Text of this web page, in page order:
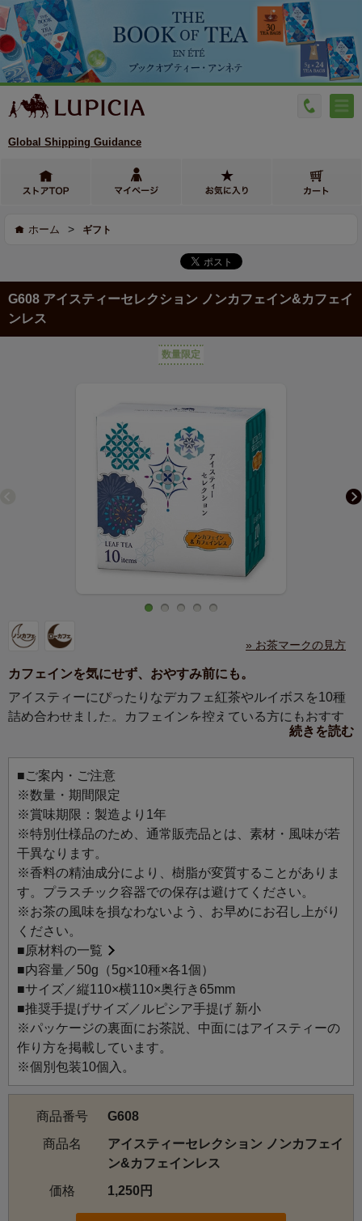
Global Shipping Guidance
ホーム > ギフト
G608 アイスティーセレクション ノンカフェイン&カフェイ
ンレス
数量限定
» お茶マークの見方
カフェインを気にせず、おやすみ前にも。
アイスティーにぴったりなデカフェ紅茶やルイボスを10種
詰め合わせました。カフェインを控えている方にもおすす
1袋（茶葉5g）で、500ml（オリジナル・ハンディクーラー
1/2・約1本分）の水出しアイスティーが簡単に作れます。
日本では古来、「雪華」と呼ばれる雪の結晶の文様がひん
やりとした印象を与えることから、夏の着物や浴衣に好ん
で使われてきました。
花火と雪の結晶をちりばめた真っ白なボックスは、日本の
夏に涼を呼ぶデザインです。
涼やかなひとときを楽しめる、夏にぴったりのティーセレ
クションです。
【ラインアップ】
5400 DECAF EARL GREY
5401 DECAF MUSCAT
5403 DECAF GRAPEFRUIT
5409 DECAF MOMO
5411 DECAF WHITE LAVENDER & MINT
9202 PICCOLO
9224 CONSTANTIA
9226 ROOIBOS POIRE
9229 Bonne Chance !
続きを読む
■ご案内・ご注意
※数量・期間限定
※賞味期限：製造より1年
※特別仕様品のため、通常販売品とは、素材・風味が若
干異なります。
※香料の精油成分により、樹脂が変質することがありま
す。プラスチック容器での保存は避けてください。
※お茶の風味を損なわないよう、お早めにお召し上がり
ください。
■原材料の一覧
■内容量／50g（5g×10種×各1個）
■サイズ／縦110×横110×奥行き65mm
■推奨手提げサイズ／ルピシア手提げ 新小
※パッケージの裏面にお茶説、中面にはアイスティーの
作り方を掲載しています。
※個別包装10個入。
商品番号
G608
商品名
アイスティーセレクション ノンカフェイ
ン&カフェインレス
価格
1,250円